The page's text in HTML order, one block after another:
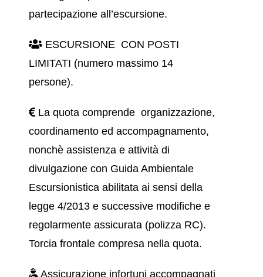
partecipazione all’escursione.
ESCURSIONE CON POSTI
LIMITATI (numero massimo 14
persone).
La quota comprende organizzazione,
coordinamento ed accompagnamento,
nonchè assistenza e attività di
divulgazione con Guida Ambientale
Escursionistica abilitata ai sensi della
legge 4/2013 e successive modifiche e
regolarmente assicurata (polizza RC).
Torcia frontale compresa nella quota.
Assicurazione infortuni accompagnati